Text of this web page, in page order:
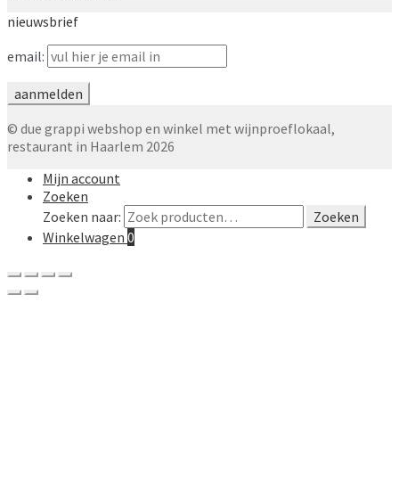
nieuwsbrief
email:
© due grappi webshop en winkel met wijnproeflokaal,
restaurant in Haarlem 2026
Mijn account
Zoeken
Zoeken naar:
Zoeken
Winkelwagen 0